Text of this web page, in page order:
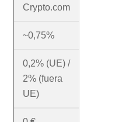
Crypto.com
~0,75%
0,2% (UE) /
2% (fuera
UE)